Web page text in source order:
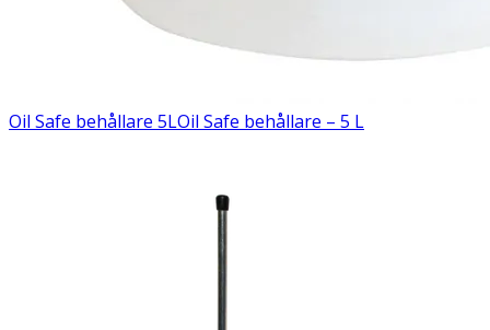
Oil Safe behållare 5LOil Safe behållare – 5 L